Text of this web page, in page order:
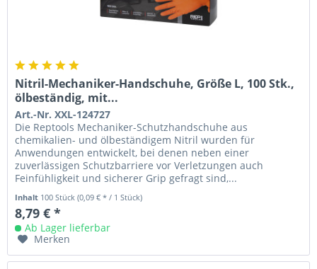
Nitril-Mechaniker-Handschuhe, Größe L, 100 Stk.,
ölbeständig, mit...
Art.-Nr. XXL-124727
Die Reptools Mechaniker-Schutzhandschuhe aus
chemikalien- und ölbeständigem Nitril wurden für
Anwendungen entwickelt, bei denen neben einer
zuverlässigen Schutzbarriere vor Verletzungen auch
Feinfühligkeit und sicherer Grip gefragt sind,...
Inhalt 100 Stück(0,09 € * / 1 Stück)
8,79 € *
Ab Lager lieferbar
Merken